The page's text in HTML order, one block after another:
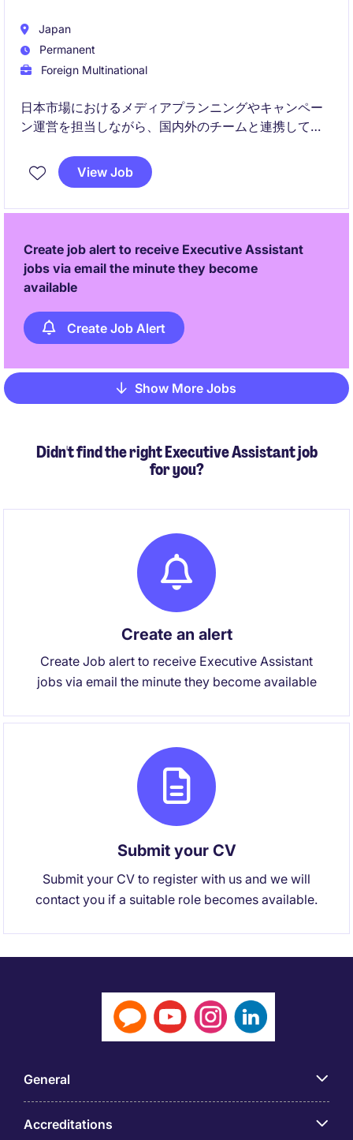
Japan
Permanent
Foreign Multinational
日本市場におけるメディアプランニングやキャンペー
ン運営を担当しながら、国内外のチームと連携してブ
ルな環境で経験を積みたい方や、メディア・マーケテ
ィング領域でさらなるキャリアアップを目指す方にと
View Job
Create job alert to receive Executive Assistant
jobs via email the minute they become
available
Create Job Alert
Pagination
Show More Jobs
Didn't find the right Executive Assistant job
for you?
Create an alert
Create Job alert to receive Executive Assistant
jobs via email the minute they become available
Submit your CV
Submit your CV to register with us and we will
contact you if a suitable role becomes available.
General
Accreditations